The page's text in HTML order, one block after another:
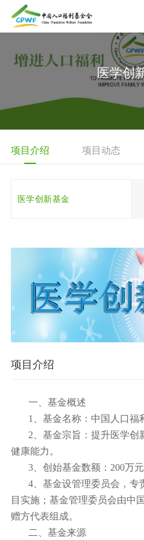
医学创
项目介绍 项目动态
医学创新基金
项目介绍
一、基金概述
1、基金名称：中国人口福
2、基金宗旨：提升医学创
健康能力。
3、创始基金数额：200万元
4、基金设管理委员会，专
目实施；基金管理委员会由中
赠方代表组成。
二、基金来源